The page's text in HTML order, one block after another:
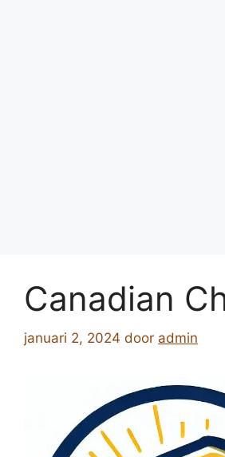
Canadian
januari 2, 2024 door admin